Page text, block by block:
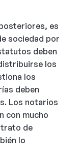
es
sociedad por
deben
los
los
deben
Los notarios
con mucho
de
lo